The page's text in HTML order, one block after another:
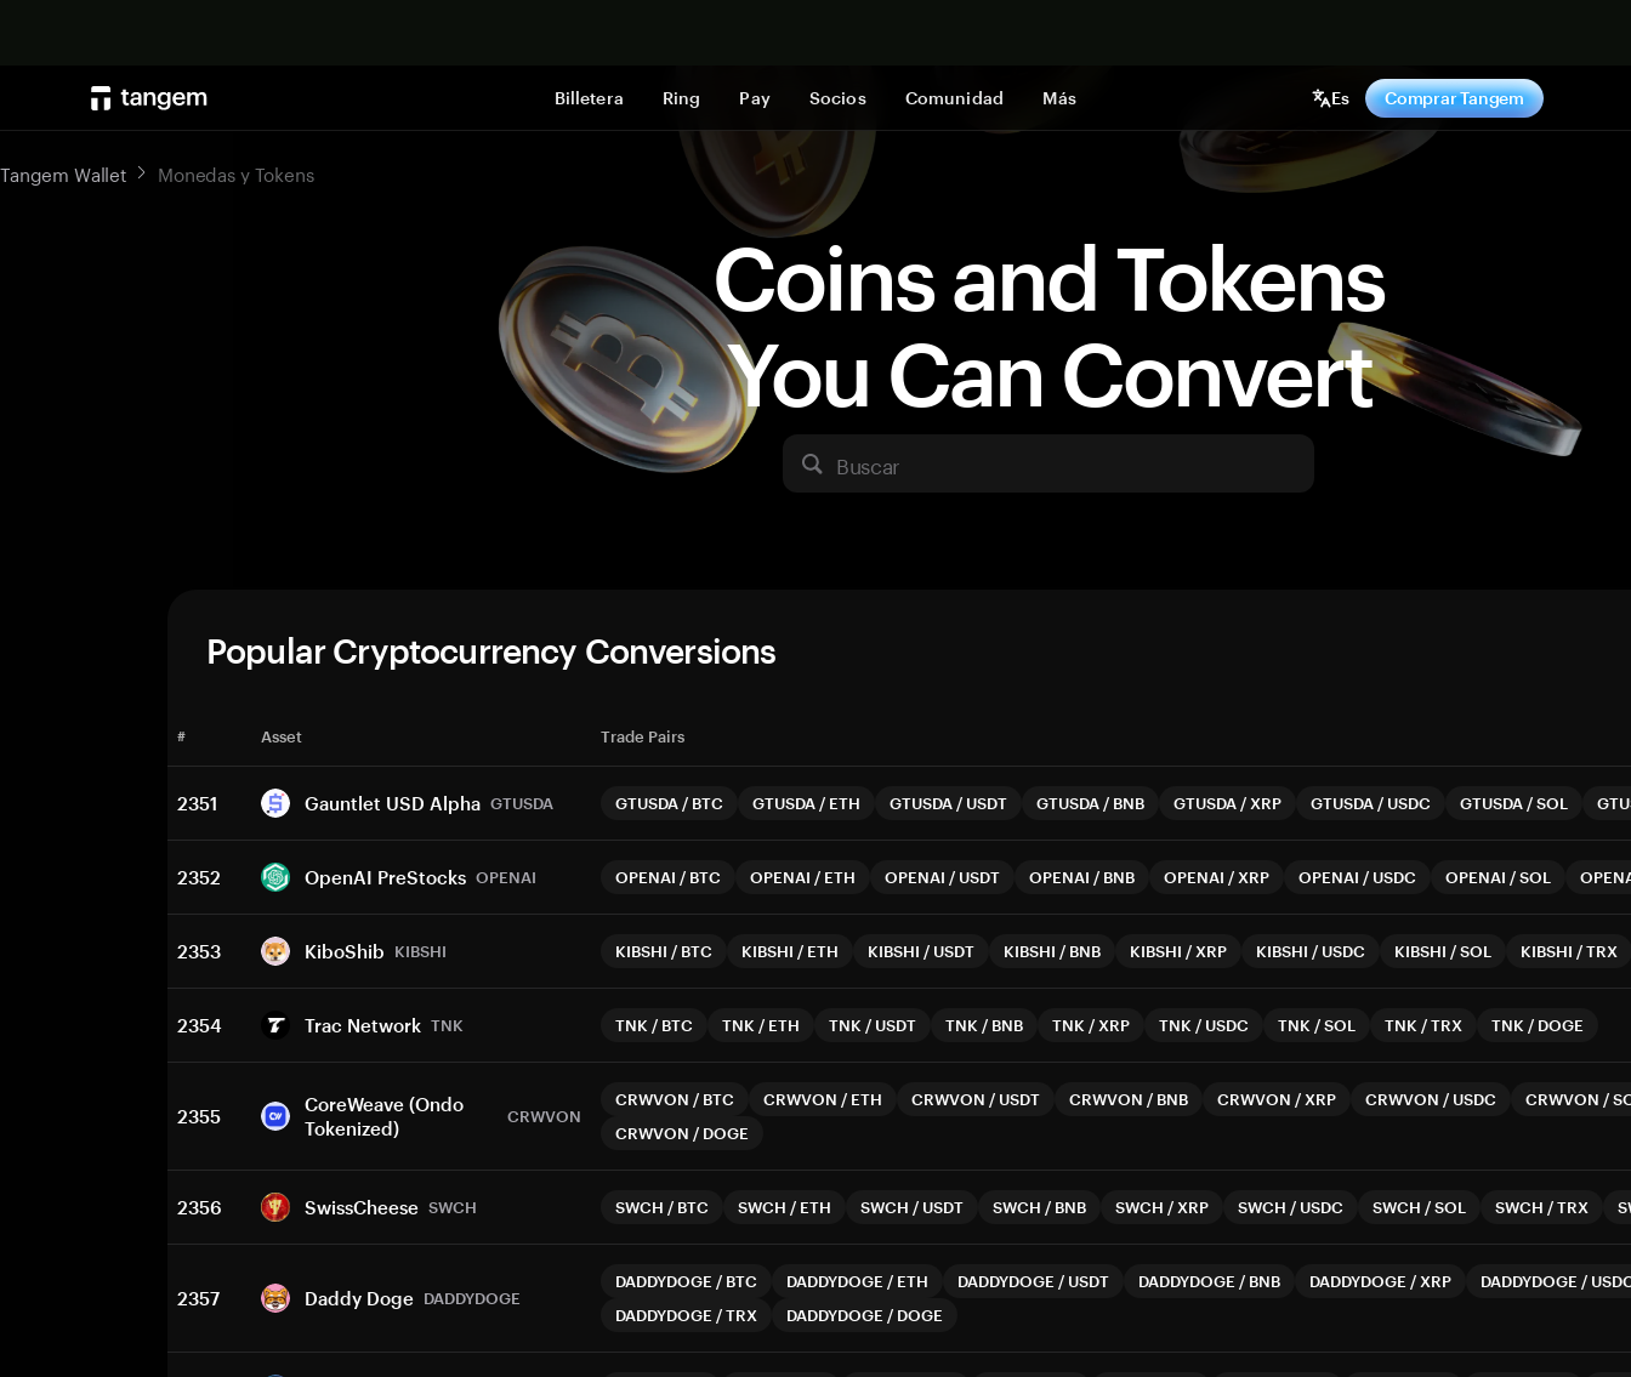
Billetera Ring Pay Socios Comunidad Más Es Comprar Tangem
Coins and Tokens
You Can Convert
Buscar
Tangem Wallet Monedas y Tokens
Popular Cryptocurrency Conversions
# Asset Trade Pairs
2351 Gauntlet USD Alpha GTUSDA GTUSDA / BTC GTUSDA / ETH GTUSDA / USDT GTUSDA / BNB GTUSDA / XRP GTUSDA / USDC GTUSDA /SOL
2352 OpenAI PreStocks OPENAI OPENAI / BTC OPENAI / ETH OPENAI / USDT OPENAI / BNB OPENAI / XRP OPENAI / USDC OPENAI /SOL
2353 KiboShib KIBSHI KIBSHI / BTC KIBSHI / ETH KIBSHI / USDT KIBSHI / BNB KIBSHI / XRP KIBSHI / USDC KIBSHI /SOL KIBSHI /TRX
2354 Trac Network TNK TNK / BTC TNK / ETH TNK / USDT TNK / BNB TNK / XRP TNK / USDC TNK /SOL TNK /TRX TNK / DOGE
2355
CoreWeave (Ondo
Tokenized)
CRWVON
CRWVON / BTC CRWVON / ETH CRWVON / USDT CRWVON / BNB CRWVON / XRP CRWVON / USDC CRWVON /
CRWVON / DOGE
2356 SwissCheese SWCH SWCH / BTC SWCH / ETH SWCH / USDT SWCH / BNB SWCH / XRP SWCH / USDC SWCH /SOL SWCH /TRX
2357 Daddy Doge DADDYDOGE
DADDYDOGE / BTC DADDYDOGE / ETH DADDYDOGE / USDT DADDYDOGE / BNB DADDYDOGE / XRP DADDYDOGE /
DADDYDOGE /TRX DADDYDOGE / DOGE